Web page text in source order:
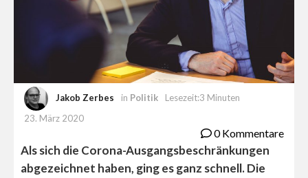
Jakob Zerbes in Politik
Lesezeit:3 Minuten
23. März 2020
0 Kommentare
Als sich die Corona-Ausgangsbeschränkungen
abgezeichnet haben, ging es ganz schnell. Die